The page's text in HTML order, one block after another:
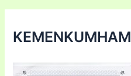
KEMENKUMHAM